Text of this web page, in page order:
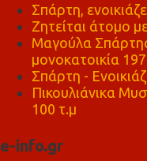
Σπάρτη,
Ζητείται άτομο
Μαγούλα
μονοκατοικία
Σπάρτη -
Πικουλιάνικα
100 τ.μ
e-info.gr